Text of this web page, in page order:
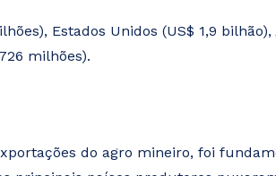
Estados Unidos (US$ 1,9 bilhão),
milhões).
do agro mineiro, foi